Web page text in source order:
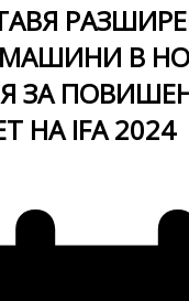
В
ЗА
НА IFA 2024